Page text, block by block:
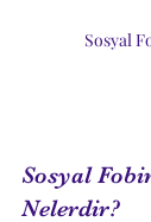
Sosyal
Sosyal
Nelerdir?